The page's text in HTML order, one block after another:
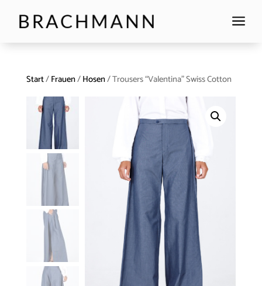
a
Start/Frauen/Hosen/ Trousers “Valentina” Swiss Cotton